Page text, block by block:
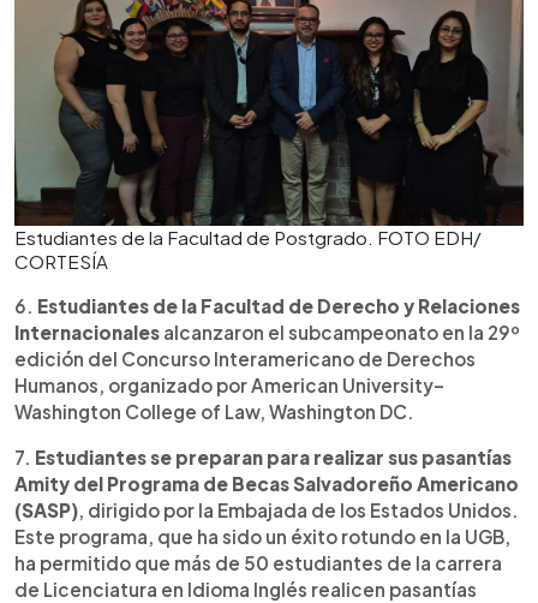
Estudiantes de la Facultad de Postgrado. FOTO EDH/
CORTESÍA
6. Estudiantes de la Facultad de Derecho y Relaciones
Internacionales alcanzaron el subcampeonato en la 29º
edición del Concurso Interamericano de Derechos
Humanos, organizado por American University–
Washington College of Law, Washington DC.
7. Estudiantes se preparan para realizar sus pasantías
Amity del Programa de Becas Salvadoreño Americano
(SASP), dirigido por la Embajada de los Estados Unidos.
Este programa, que ha sido un éxito rotundo en la UGB,
ha permitido que más de 50 estudiantes de la carrera
de Licenciatura en Idioma Inglés realicen pasantías